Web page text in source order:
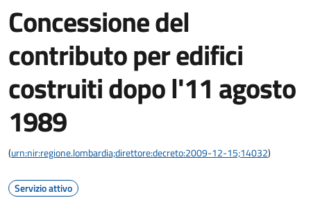
Concessione del
contributo per edifici
costruiti dopo l'11 agosto
1989
(urn:nir:regione.lombardia;direttore:decreto:2009-12-15;14032)
Servizio attivo